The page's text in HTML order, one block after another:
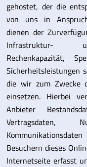
gehostet, der die
von uns in
dienen der
Infrastruktur-
Rechenkapazität,
Sicherheitsleistungen
die wir zum Zwecke
einsetzen. Hierbei
Anbieter
Vertragsdaten,
Besuchern dieses
Internetseite erfasst